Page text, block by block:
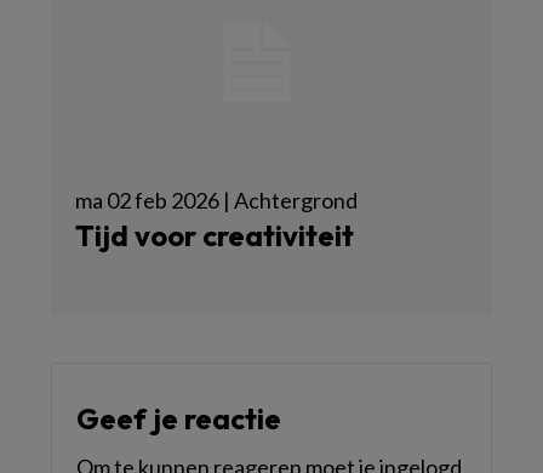
ma 02 feb 2026 | Achtergrond
Tijd voor creativiteit
Geef je reactie
Om te kunnen reageren moet je ingelogd